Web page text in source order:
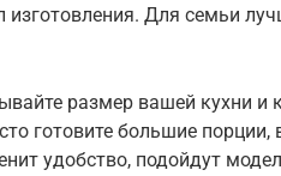
изготовления. Для семьи
размер вашей кухни и
готовите большие
удобство, подойдут